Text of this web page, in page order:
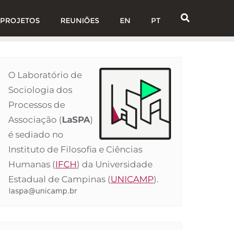
PROJETOS REUNIÕES EN PT
O Laboratório de
Sociologia dos
Processos de
Associação (LaSPA)
é sediado no
Instituto de Filosofia e Ciências
Humanas (IFCH) da Universidade
Estadual de Campinas (UNICAMP).